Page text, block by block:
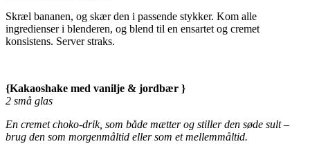
Skræl bananen, og skær den i passende stykker. Kom alle
ingredienser i blenderen, og blend til en ensartet og cremet
konsistens. Server straks.
{Kakaoshake med vanilje & jordbær }
2 små glas
En cremet choko-drik, som både mætter og stiller den søde sult –
brug den som morgenmåltid eller som et mellemmåltid.